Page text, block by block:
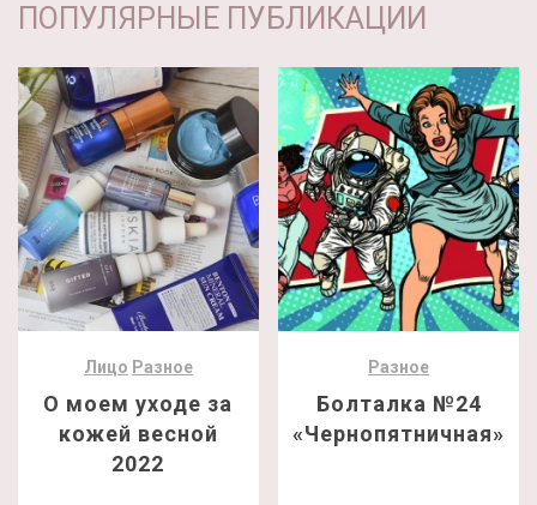
ПОПУЛЯРНЫЕ ПУБЛИКАЦИИ
Лицо Разное
О моем уходе за
кожей весной
2022
Разное
Болталка №24
«Чернопятничная»